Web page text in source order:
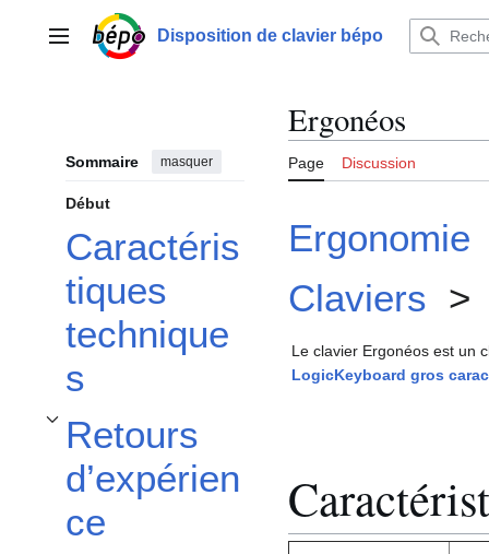
contenuMenu principalDisposition de clavier bépo
Sommaire masquer
Début
Caractéris
tiques
technique
s
Retours
d’expérien
ce
Afficher / masquer la sous-section Retours d’expérience
Ergonéos
Page Discussion
Ergonomie
Claviers
Le clavier Ergonéos est un
LogicKeyboard gros